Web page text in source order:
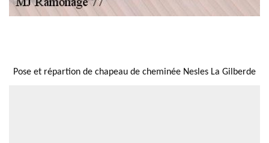
Pose et répartion de chapeau de cheminée Nesles La Gilberde